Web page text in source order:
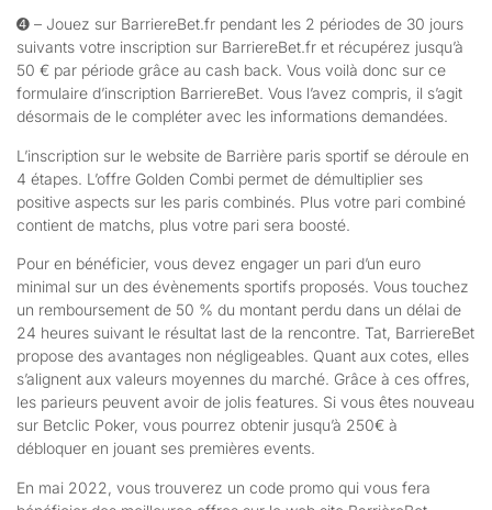
➍ – Jouez sur BarriereBet.fr pendant les 2 périodes de 30 jours
suivants votre inscription sur BarriereBet.fr et récupérez jusqu’à
50 € par période grâce au cash back. Vous voilà donc sur ce
formulaire d’inscription BarriereBet. Vous l’avez compris, il s’agit
désormais de le compléter avec les informations demandées.
L’inscription sur le website de Barrière paris sportif se déroule en
4 étapes. L’offre Golden Combi permet de démultiplier ses
positive aspects sur les paris combinés. Plus votre pari combiné
contient de matchs, plus votre pari sera boosté.
Pour en bénéficier, vous devez engager un pari d’un euro
minimal sur un des évènements sportifs proposés. Vous touchez
un remboursement de 50 % du montant perdu dans un délai de
24 heures suivant le résultat last de la rencontre. Tat, BarriereBet
propose des avantages non négligeables. Quant aux cotes, elles
s’alignent aux valeurs moyennes du marché. Grâce à ces offres,
les parieurs peuvent avoir de jolis features. Si vous êtes nouveau
sur Betclic Poker, vous pourrez obtenir jusqu’à 250€ à
débloquer en jouant ses premières events.
En mai 2022, vous trouverez un code promo qui vous fera